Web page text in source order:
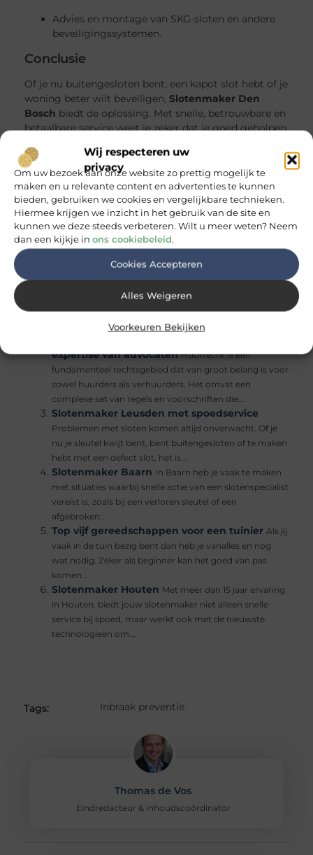
Wij respecteren uw
privacy
Om uw bezoek aan onze website zo prettig mogelijk te
maken en u relevante content en advertenties te kunnen
bieden, gebruiken we cookies en vergelijkbare technieken.
Hiermee krijgen we inzicht in het gebruik van de site en
kunnen we deze steeds verbeteren. Wilt u meer weten? Neem
dan een kijkje in ons cookiebeleid
Cookies Accepteren
Alles Weigeren
Voorkeuren Bekijken
Advies en montage van SKG-sloten en andere
beveiligingssystemen.
Conclusie
Of je nu buitengesloten bent, een kapot slot hebt of je
woning beter wilt beveiligen, Slotenmaker Den
Bosch biedt de oplossing. Met snelle, betrouwbare en
betaalbare service weet je zeker dat je goed geholpen
Goed artikel? Deel hem dan op:
X
(Twitter)
Facebook Pinterest LinkedIn Email
Gerelateerde Berichten:
Slotenmaker Nijmegen – snel en
betrouwbaar bij elk slotprobleem Of je nu in het
centrum van Nijmegen woont, in Lindenholt,
Dukenburg of Nijmegen-Oost, goed functionerende
sloten zijn essentieel voor de veiligheid van je woning...
expertise van advocaten Huurrecht is een
fundamenteel rechtsgebied dat van groot belang is voor
zowel huurders als verhuurders. Het omvat een
complexe set van regels en voorschriften die...
Slotenmaker Leusden met spoedservice
Problemen met sloten komen altijd onverwacht. Of je
nu je sleutel kwijt bent, bent buitengesloten of te maken
hebt met een defect slot, het is...
Slotenmaker Baarn
In Baarn heb je vaak te maken
met situaties waarbij snelle actie van een slotenspecialist
vereist is, zoals bij een verloren sleutel of een
afgebroken...
Top vijf gereedschappen voor een tuinier Als jij
vaak in de tuin bezig bent dan heb je vanalles en nog
wat nodig. Zeker als beginner kan het goed van pas
komen...
Slotenmaker Houten Met meer dan 15 jaar ervaring
in Houten, biedt jouw slotenmaker niet alleen snelle
service bij spoed, maar werkt ook met de nieuwste
technologieën om...
Tags: Inbraak preventie
Thomas de Vos
Eindredacteur & inhoudscoördinator